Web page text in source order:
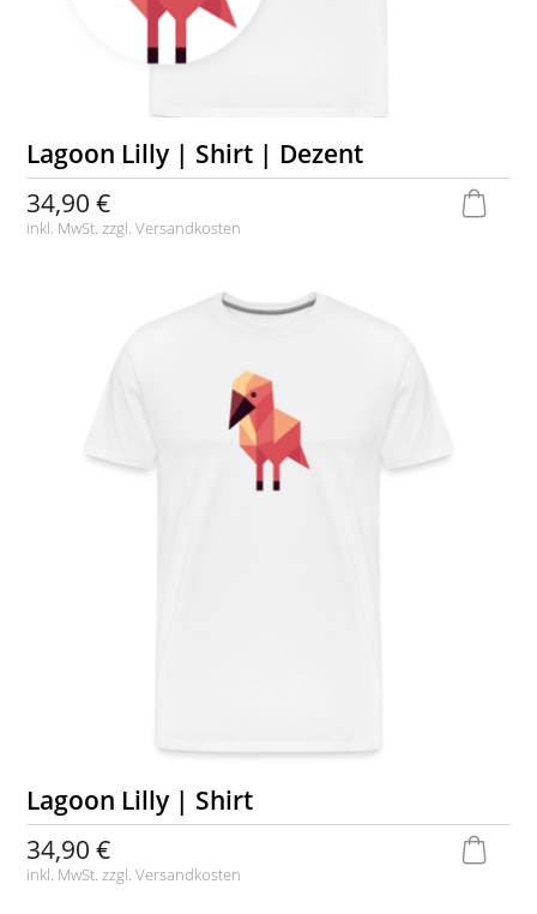
Lagoon Lilly | Shirt | Dezent
34,90 €
inkl. MwSt. zzgl.Versandkosten
Lagoon Lilly | Shirt
34,90 €
inkl. MwSt. zzgl.Versandkosten